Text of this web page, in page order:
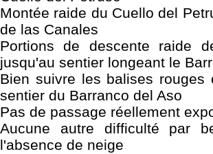
Montée raide du Cuello del
de las Canales
Portions de descente raide
jusqu'au sentier longeant le
Bien suivre les balises rouges
sentier du Barranco del Aso
Pas de passage réellement
Aucune autre difficulté par
l'absence de neige